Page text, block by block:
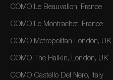
COMO Le Beauvallon, France
COMO Le Montrachet, France
COMO Metropolitan London, UK
COMO The Halkin, London, UK
COMO Castello Del Nero, Italy